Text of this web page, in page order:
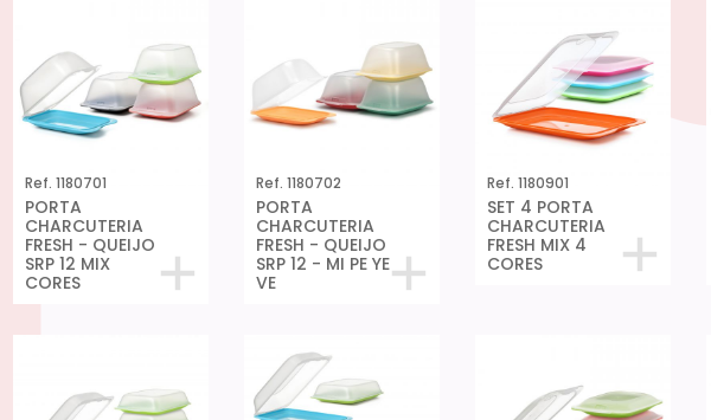
Ref. 1180701
PORTA
CHARCUTERIA
FRESH - QUEIJO
SRP 12 MIX
CORES
Ref. 1180702
PORTA
CHARCUTERIA
FRESH - QUEIJO
SRP 12 - MI PE YE
VE
Ref. 1180901
SET 4 PORTA
CHARCUTERIA
FRESH MIX 4
CORES